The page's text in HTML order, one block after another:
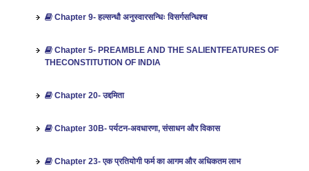
Chapter 9- हल्सन्धौ अनुस्वारसन्धिः विसर्गसन्धिश्च
Chapter 5- PREAMBLE AND THE SALIENTFEATURES OF
THECONSTITUTION OF INDIA
Chapter 20- उद्दमिता
Chapter 30B- पर्यटन-अवधारणा, संसाधन और विकास
Chapter 23- एक प्रतियोगी फर्म का आगम और अधिकतम लाभ